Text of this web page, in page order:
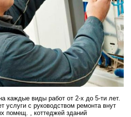
каждые виды работ от 2-х до 5-ти лет.
услуги с руководством ремонта внут
помещ. , коттеджей зданий